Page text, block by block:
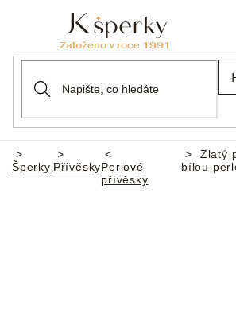
Domů
Šperky PřívěskyPerlové
přívěsky
Zlatý
bílou